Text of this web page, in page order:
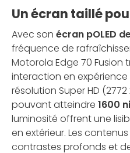
Un écran taillé
Avec son écran pOLED
fréquence de
Motorola Edge 70
interaction en
résolution Super HD
pouvant atteindre 1600
luminosité offrent une
en extérieur. Les
contrastes profonds et